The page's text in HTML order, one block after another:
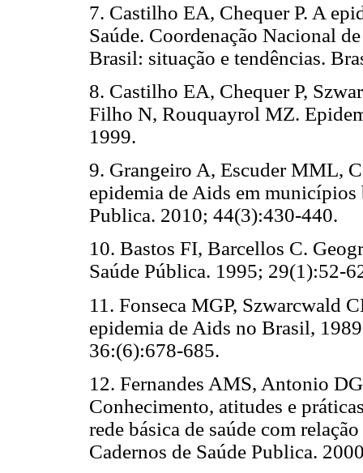
7. Castilho EA, Chequer P. A
Saúde. Coordenação Nacional
Brasil: situação e tendências.
8. Castilho EA, Chequer P,
Filho N, Rouquayrol MZ.
1999.
9. Grangeiro A, Escuder MML,
epidemia de Aids em
Publica. 2010; 44(3):430-440.
10. Bastos FI, Barcellos C.
Saúde Pública. 1995; 29(1):52-
11. Fonseca MGP, Szwarcwald
epidemia de Aids no Brasil,
36:(6):678-685.
12. Fernandes AMS, Antonio
Conhecimento, atitudes e
rede básica de saúde com
Cadernos de Saúde Publica.